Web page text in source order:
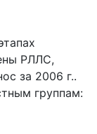
РЛЛС,
за 2006 г..
группам: